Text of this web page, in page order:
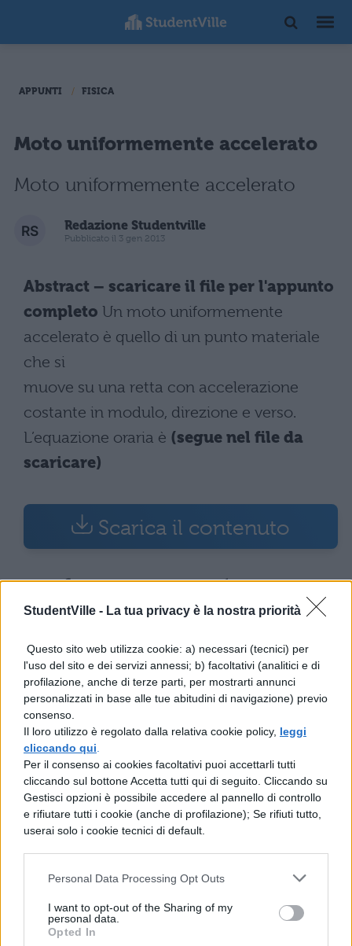
StudentVille - La tua privacy è la nostra priorità
Questo sito web utilizza cookie: a) necessari (tecnici) per
l'uso del sito e dei servizi annessi; b) facoltativi (analitici e di
profilazione, anche di terze parti, per mostrarti annunci
personalizzati in base alle tue abitudini di navigazione) previo
consenso.
Il loro utilizzo è regolato dalla relativa cookie policy, leggi
cliccando qui
Per il consenso ai cookies facoltativi puoi accettarli tutti
cliccando sul bottone Accetta tutti qui di seguito. Cliccando su
Gestisci opzioni è possibile accedere al pannello di controllo
e rifiutare tutti i cookie (anche di profilazione); Se rifiuti tutto,
userai solo i cookie tecnici di default.
Personal Data Processing Opt Outs
I want to opt-out of the Sharing of my
personal data.
Opted In
APPUNTI FISICA
Moto uniformemente accelerato
Moto uniformemente accelerato
Redazione Studentville
Pubblicato il 3 gen 2013
Abstract – scaricare il file per l'appunto
completo Un moto uniformemente
accelerato è quello di un punto materiale
che si
muove su una retta con accelerazione
costante in modulo, direzione e verso.
L’equazione oraria è (segue nel file da
scaricare)
Scarica il contenuto
TI POTREBBE INTERESSARE
FISICA
Struttura dell'atomo:
modelli
FISICA
Le macchine semplici: carrucola e
paranco
Velocità della Luce e del
Suono: differenza e